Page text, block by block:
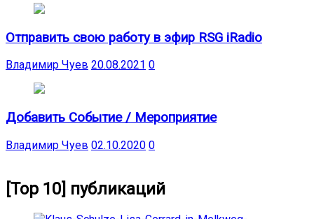
Отправить свою работу в эфир RSG iRadio
Владимир Чуев 20.08.2021 0
Добавить Событие / Мероприятие
Владимир Чуев 02.10.2020 0
[Top 10] публикаций